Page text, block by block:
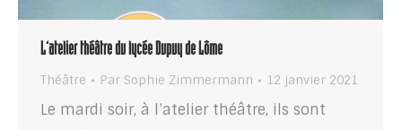
L’atelier théâtre du lycée Dupuy de Lôme
Théâtre Par Sophie Zimmermann 12 janvier 2021
Le mardi soir, à l’atelier théâtre, ils sont